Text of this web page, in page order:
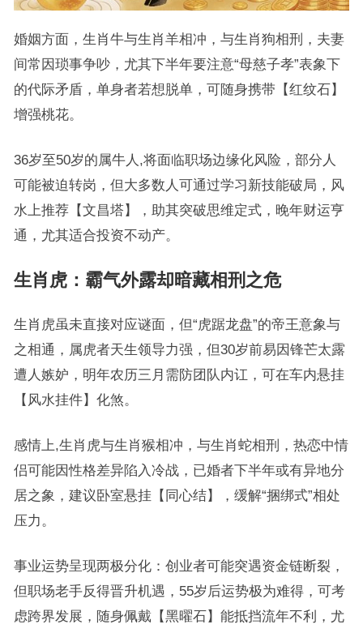
婚姻方面，生肖牛与生肖羊相冲，与生肖狗相刑，夫妻
间常因琐事争吵，尤其下半年要注意“母慈子孝”表象下
的代际矛盾，单身者若想脱单，可随身携带【红纹石】
增强桃花。
36岁至50岁的属牛人,将面临职场边缘化风险，部分人
可能被迫转岗，但大多数人可通过学习新技能破局，风
水上推荐【文昌塔】，助其突破思维定式，晚年财运亨
通，尤其适合投资不动产。
生肖虎：霸气外露却暗藏相刑之危
生肖虎虽未直接对应谜面，但“虎踞龙盘”的帝王意象与
之相通，属虎者天生领导力强，但30岁前易因锋芒太露
遭人嫉妒，明年农历三月需防团队内讧，可在车内悬挂
【风水挂件】化煞。
感情上,生肖虎与生肖猴相冲，与生肖蛇相刑，热恋中情
侣可能因性格差异陷入冷战，已婚者下半年或有异地分
居之象，建议卧室悬挂【同心结】，缓解“捆绑式”相处
压力。
事业运势呈现两极分化：创业者可能突遇资金链断裂，
但职场老手反得晋升机遇，55岁后运势极为难得，可考
虑跨界发展，随身佩戴【黑曜石】能抵挡流年不利，尤